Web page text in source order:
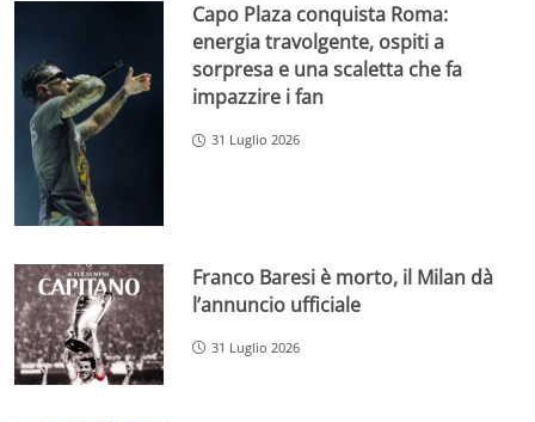
Capo Plaza conquista Roma:
energia travolgente, ospiti a
sorpresa e una scaletta che fa
impazzire i fan
31 Luglio 2026
Franco Baresi è morto, il Milan dà
l’annuncio ufficiale
31 Luglio 2026